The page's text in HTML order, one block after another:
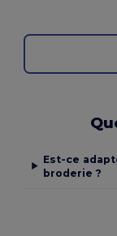
Est-ce
broderie ?